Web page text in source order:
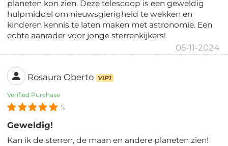
planeten kon zien. Deze telescoop is een geweldig
hulpmiddel om nieuwsgierigheid te wekken en
kinderen kennis te laten maken met astronomie. Een
echte aanrader voor jonge sterrenkijkers!
05-11-2024
Rosaura Oberto VIP1
Verified Purchase
5
Geweldig!
Kan ik de sterren, de maan en andere planeten zien!